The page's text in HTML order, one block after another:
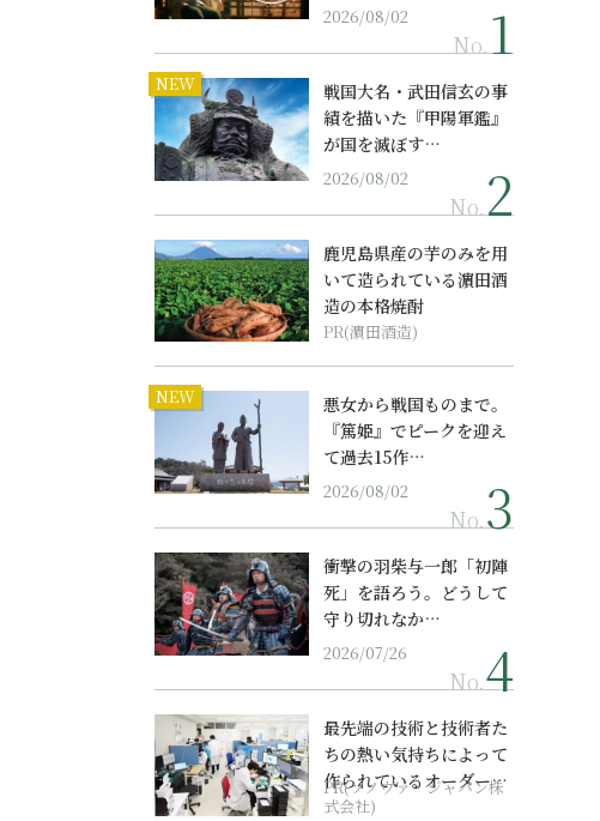
2026/08/02
No.
NEW
戦国大名・武田信玄の事
績を描いた『甲陽軍鑑』
が国を滅ぼす…
2026/08/02
No.
鹿児島県産の芋のみを用
いて造られている濵田酒
造の本格焼酎
PR(濵田酒造)
NEW
悪女から戦国ものまで。
『篤姫』でピークを迎え
て過去15作…
2026/08/02
No.
衝撃の羽柴与一郎「初陣
死」を語ろう。どうして
守り切れなか…
2026/07/26
No.
最先端の技術と技術者た
ちの熱い気持ちによって
作られているオーダーメ
イド補聴器
PR(ソノヴァ・ジャパン株
式会社)